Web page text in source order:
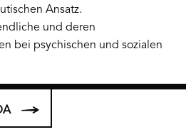
Ansatz.
und deren
bei psychischen und sozialen